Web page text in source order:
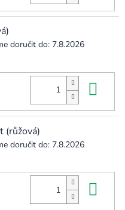
doručit do: 7.8.2026
(růžová)
doručit do: 7.8.2026